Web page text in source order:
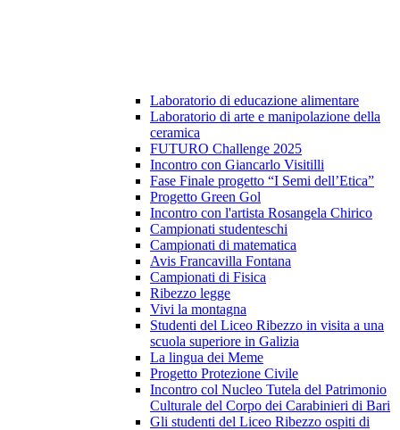
Laboratorio di educazione alimentare
Laboratorio di arte e manipolazione della
ceramica
FUTURO Challenge 2025
Incontro con Giancarlo Visitilli
Fase Finale progetto “I Semi dell’Etica”
Progetto Green Gol
Incontro con l'artista Rosangela Chirico
Campionati studenteschi
Campionati di matematica
Avis Francavilla Fontana
Campionati di Fisica
Ribezzo legge
Vivi la montagna
Studenti del Liceo Ribezzo in visita a una
scuola superiore in Galizia
La lingua dei Meme
Progetto Protezione Civile
Incontro col Nucleo Tutela del Patrimonio
Culturale del Corpo dei Carabinieri di Bari
Gli studenti del Liceo Ribezzo ospiti di